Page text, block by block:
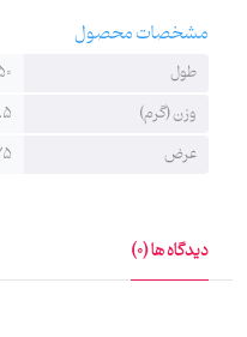
پارچه کج‌راه یا مخمل تولید
هستند و برای شستشو هم
بیرق‌ها استادنویس و
مشخصات محصول
طول
وزن (گرم)
عرض
دیدگاه ها (0)